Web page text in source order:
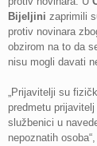
Bijeljini zaprimili
protiv novinara
obzirom na to da
nisu mogli davati
„Prijavitelji su
predmetu
službenici u
nepoznatih